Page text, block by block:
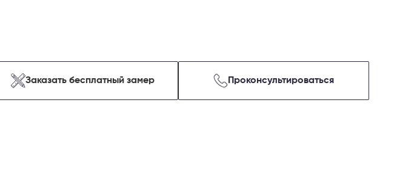
Заказать бесплатный замер Проконсультироваться